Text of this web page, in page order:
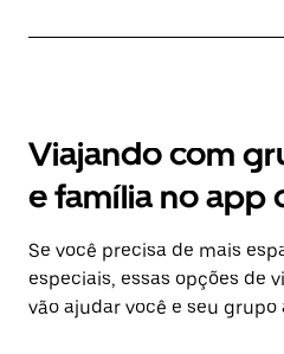
Viajando com
e família no app
Se você precisa de mais
especiais, essas opções de
vão ajudar você e seu